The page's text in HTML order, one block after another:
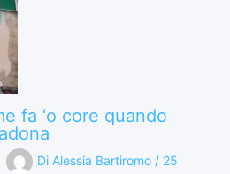
fa ‘o core quando
Di Alessia Bartiromo / 25